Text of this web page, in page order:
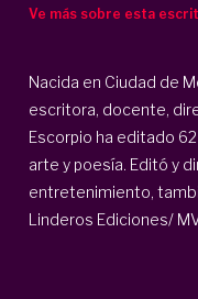
Ve más sobre esta
Nacida en Ciudad de
escritora, docente,
Escorpio ha editado
arte y poesía. Editó y
entretenimiento,
Linderos Ediciones/